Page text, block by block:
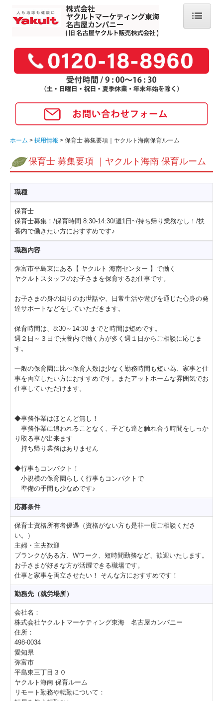
採用情報
ヤクルトレディ
キャンペーン情報
お届けに関するご依頼
健康教室
おしえて！ヤクルトマン
会社情報
会社概要
販売エリア・販売拠点
健康経営への取り組み
ホーム 採用情報 保育士 募集要項｜ヤクルト海南保育ルーム
保育士 募集要項 ｜ヤクルト海南 保育ルーム
職種
保育士
保育士募集！/保育時間 8:30-14:30/週1日~/持ち帰り業務なし！/扶
養内で働きたい方におすすめです♪
職務内容
弥富市平島東にある【 ヤクルト 海南センター 】で働く
ヤクルトスタッフのお子さまを保育するお仕事です。
お子さまの身の回りのお世話や、日常生活や遊びを通じた心身の発
達サポートなどをしていただきます。
保育時間は、8:30～14:30 までと時間は短めです。
週２日～３日で扶養内で働く方が多く週１日からご相談に応じま
す。
一般の保育園に比べ保育人数は少なく勤務時間も短い為、家事と仕
事を両立したい方におすすめです。またアットホームな雰囲気でお
仕事していただけます。
◆事務作業はほとんど無し！
事務作業に追われることなく、子ども達と触れ合う時間をしっか
り取る事が出来ます
持ち帰り業務はありません
◆行事もコンパクト！
小規模の保育園らしく行事もコンパクトで
準備の手間も少なめです♪
応募条件
保育士資格所有者優遇（資格がない方も是非一度ご相談くださ
い。）
主婦・主夫歓迎
ブランクがある方、Wワーク、短時間勤務など、歓迎いたします。
お子さまが好きな方が活躍できる職場です。
仕事と家事を両立させたい！ そんな方におすすめです！
勤務先（就労場所）
会社名：
株式会社ヤクルトマーケティング東海 名古屋カンパニー
住所：
498-0034
愛知県
弥富市
平島東三丁目３０
ヤクルト海南 保育ルーム
リモート勤務や転勤について：